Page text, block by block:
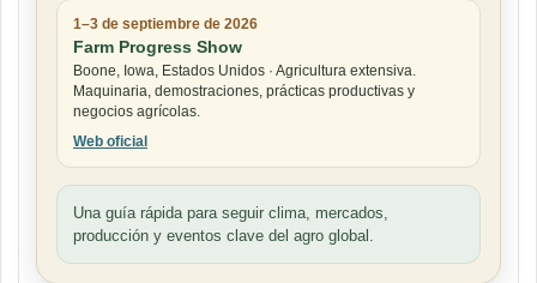
1–3 de septiembre de 2026
Farm Progress Show
Boone, Iowa, Estados Unidos · Agricultura extensiva.
Maquinaria, demostraciones, prácticas productivas y
negocios agrícolas.
Web oficial
Una guía rápida para seguir clima, mercados,
producción y eventos clave del agro global.